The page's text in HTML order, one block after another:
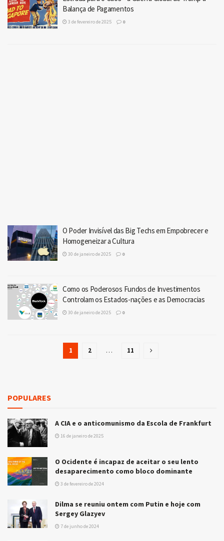
Balança de Pagamentos
3 de fevereiro de 2025 0
O Poder Invisível das Big Techs em Empobrecer e
Homogeneizar a Cultura
30 de janeiro de 2025 0
Como os Poderosos Fundos de Investimentos
Controlam os Estados-nações e as Democracias
30 de janeiro de 2025 0
1 2 … 11
POPULARES
A CIA e o anticomunismo da Escola de Frankfurt
16 de janeiro de 2025
O Ocidente é incapaz de aceitar o seu lento
desaparecimento como bloco dominante
3 de fevereiro de 2024
Dilma se reuniu ontem com Putin e hoje com
Sergey Glazyev
7 de junho de 2024